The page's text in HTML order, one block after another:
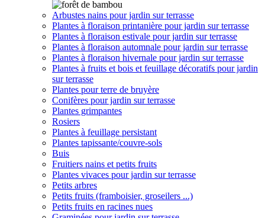
Arbustes nains pour jardin sur terrasse
Plantes à floraison printanière pour jardin sur terrasse
Plantes à floraison estivale pour jardin sur terrasse
Plantes à floraison automnale pour jardin sur terrasse
Plantes à floraison hivernale pour jardin sur terrasse
Plantes à fruits et bois et feuillage décoratifs pour jardin
sur terrasse
Plantes pour terre de bruyère
Conifères pour jardin sur terrasse
Plantes grimpantes
Rosiers
Plantes à feuillage persistant
Plantes tapissante/couvre-sols
Buis
Fruitiers nains et petits fruits
Plantes vivaces pour jardin sur terrasse
Petits arbres
Petits fruits (framboisier, groseilers ...)
Petits fruits en racines nues